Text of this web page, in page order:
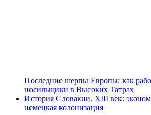
Последние шерпы Европы: как
носильщики в Высоких Татрах
История Словакии. XIII век:
немецкая колонизация